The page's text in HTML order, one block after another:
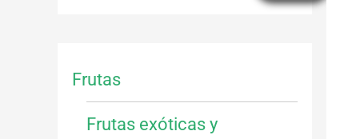
Frutas
Frutas exóticas y